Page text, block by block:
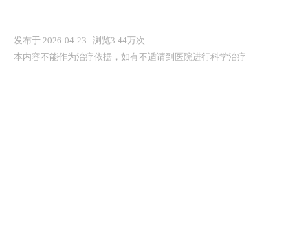
发布于 2026-04-23 浏览3.44万次
本内容不能作为治疗依据，如有不适请到医院进行科学治疗